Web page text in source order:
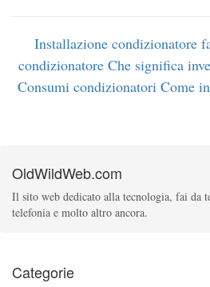
Installazione condizionatore
condizionatore Che significa
Consumi condizionatori Come
OldWildWeb.com
Il sito web dedicato alla tecnologia, fai da
telefonia e molto altro ancora.
Categorie